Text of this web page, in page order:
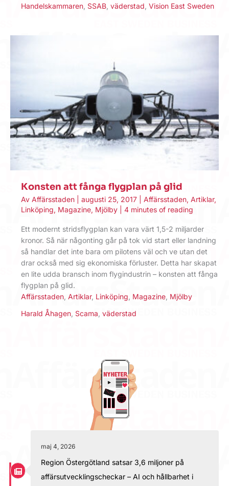
Handelskammaren SSAB väderstad Vision East Sweden
Konsten att fånga flygplan på glid
Av Affärsstaden augusti 25, 2017 Affärsstaden, Artiklar,
Linköping, Magazine, Mjölby 4 minutes of reading
Ett modernt stridsflygplan kan vara värt 1,5-2 miljarder
kronor. Så när någonting går på tok vid start eller landning
så handlar det inte bara om pilotens väl och ve utan det
drar också med sig ekonomiska förluster. Detta har skapat
en lite udda bransch inom flygindustrin – konsten att fånga
flygplan på glid.
Affärsstaden Artiklar, Linköping Magazine Mjölby
Harald Åhagen Scama väderstad
maj 4, 2026
Region Östergötland satsar 3,6 miljoner på
affärsutvecklingscheckar – AI och hållbarhet i